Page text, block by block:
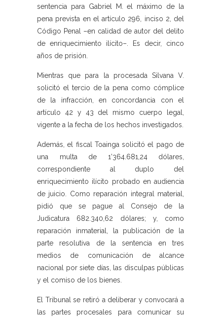
sentencia para Gabriel M. el máximo de la
pena prevista en el artículo 296, inciso 2, del
Código Penal –en calidad de autor del delito
de enriquecimiento ilícito–. Es decir, cinco
años de prisión.
Mientras que para la procesada Silvana V.
solicitó el tercio de la pena como cómplice
de la infracción, en concordancia con el
artículo 42 y 43 del mismo cuerpo legal,
vigente a la fecha de los hechos investigados.
Además, el fiscal Toainga solicitó el pago de
una multa de 1’364.681,24 dólares,
correspondiente al duplo del
enriquecimiento ilícito probado en audiencia
de juicio. Como reparación integral material,
pidió que se pague al Consejo de la
Judicatura 682.340,62 dólares; y, como
reparación inmaterial, la publicación de la
parte resolutiva de la sentencia en tres
medios de comunicación de alcance
nacional por siete días, las disculpas públicas
y el comiso de los bienes.
El Tribunal se retiró a deliberar y convocará a
las partes procesales para comunicar su